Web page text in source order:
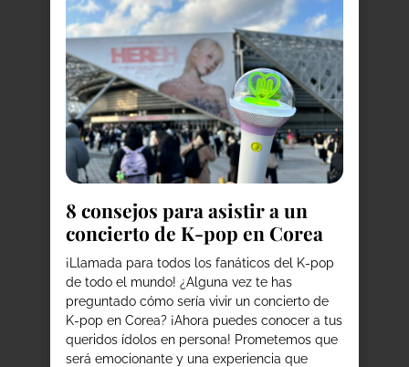
8 consejos para asistir a un
concierto de K-pop en Corea
¡Llamada para todos los fanáticos del K-pop
de todo el mundo! ¿Alguna vez te has
preguntado cómo sería vivir un concierto de
K-pop en Corea? ¡Ahora puedes conocer a tus
queridos ídolos en persona! Prometemos que
será emocionante y una experiencia que